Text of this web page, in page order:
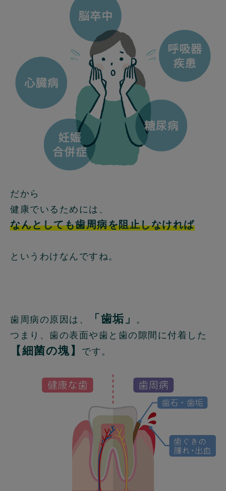
だから
健康でいるためには、
なんとしても歯周病を阻止しなければ
というわけなんですね。
歯周病の原因は、 「歯垢」
。
つまり、歯の表面や歯と歯の隙間に付着した
【細菌の塊】 です。